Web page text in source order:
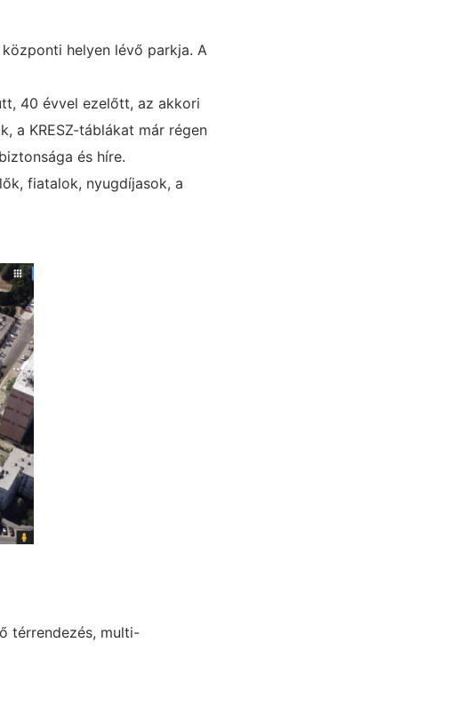
helyen lévő parkja. A
40 évvel ezelőtt, az akkori
a KRESZ-táblákat már régen
és híre.
fiatalok, nyugdíjasok, a
térrendezés, multi-